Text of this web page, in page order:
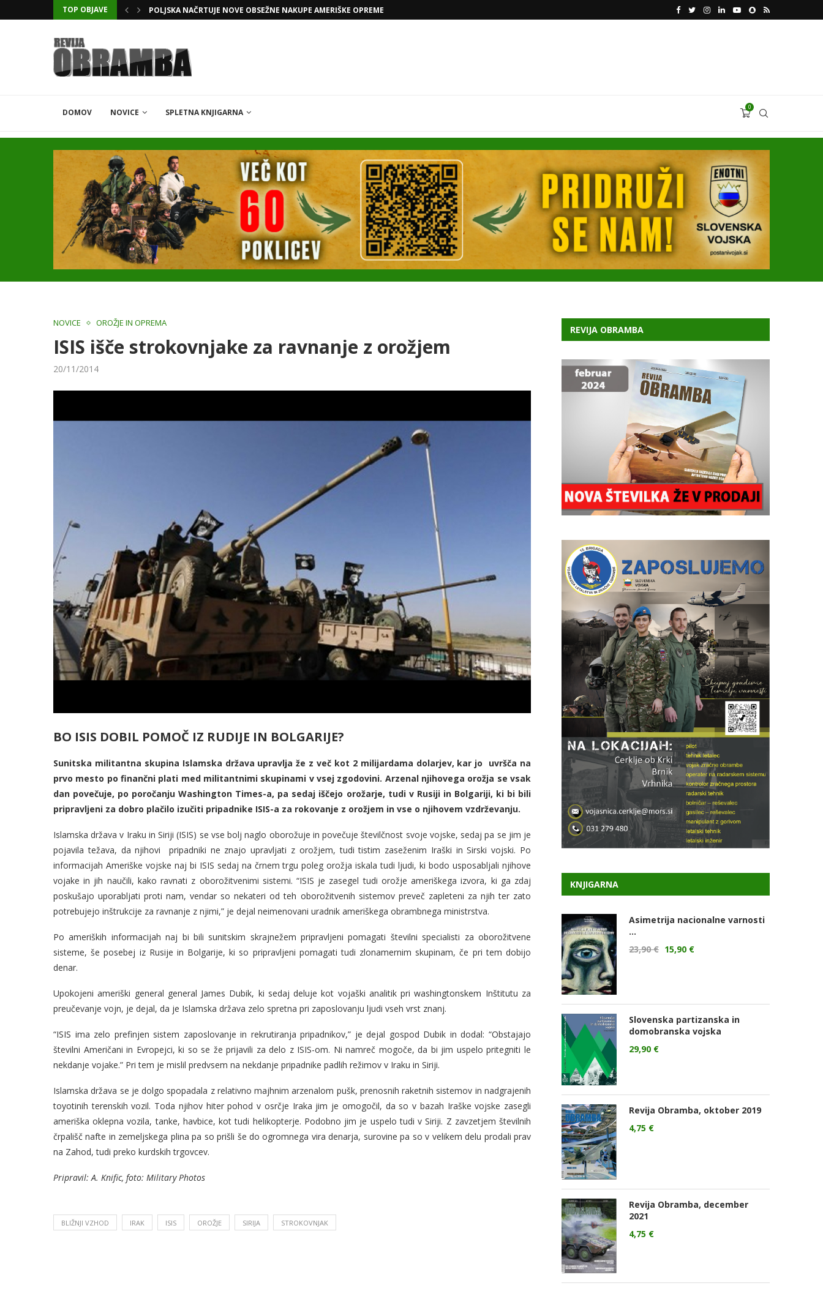
TOP OBJAVE KATARSKI DELNIČAR ZAPLETEL VOLKSWAGNOVE NAČRTE Z RAFAELOM VODJA UKROBORONPROMA HERMAN SMETANIN
DOMOV NOVICE SPLETNA KNJIGARNA
0
NOVICE OROŽJE IN OPREMA
ISIS išče strokovnjake za ravnanje z orožjem
20/11/2014
BO ISIS DOBIL POMOČ IZ RUDIJE IN BOLGARIJE?
Sunitska militantna skupina Islamska država upravlja že z več kot 2 milijardama dolarjev, kar jo uvršča na
prvo mesto po finančni plati med militantnimi skupinami v vsej zgodovini. Arzenal njihovega orožja se vsak
dan povečuje, po poročanju Washington Times-a, pa sedaj iščejo orožarje, tudi v Rusiji in Bolgariji, ki bi bili
pripravljeni za dobro plačilo izučiti pripadnike ISIS-a za rokovanje z orožjem in vse o njihovem vzdrževanju.
Islamska država v Iraku in Siriji (ISIS) se vse bolj naglo oborožuje in povečuje številčnost svoje vojske, sedaj pa se jim je
pojavila težava, da njihovi pripadniki ne znajo upravljati z orožjem, tudi tistim zaseženim Iraški in Sirski vojski. Po
informacijah Ameriške vojske naj bi ISIS sedaj na črnem trgu poleg orožja iskala tudi ljudi, ki bodo usposabljali njihove
vojake in jih naučili, kako ravnati z oborožitvenimi sistemi. “ISIS je zasegel tudi orožje ameriškega izvora, ki ga zdaj
poskušajo uporabljati proti nam, vendar so nekateri od teh oborožitvenih sistemov preveč zapleteni za njih ter zato
potrebujejo inštrukcije za ravnanje z njimi,” je dejal neimenovani uradnik ameriškega obrambnega ministrstva.
Po ameriških informacijah naj bi bili sunitskim skrajnežem pripravljeni pomagati številni specialisti za oborožitvene
sisteme, še posebej iz Rusije in Bolgarije, ki so pripravljeni pomagati tudi zlonamernim skupinam, če pri tem dobijo
denar.
Upokojeni ameriški general general James Dubik, ki sedaj deluje kot vojaški analitik pri washingtonskem Inštitutu za
preučevanje vojn, je dejal, da je Islamska država zelo spretna pri zaposlovanju ljudi vseh vrst znanj.
“ISIS ima zelo prefinjen sistem zaposlovanje in rekrutiranja pripadnikov,” je dejal gospod Dubik in dodal: “Obstajajo
številni Američani in Evropejci, ki so se že prijavili za delo z ISIS-om. Ni namreč mogoče, da bi jim uspelo pritegniti le
nekdanje vojake.” Pri tem je mislil predvsem na nekdanje pripadnike padlih režimov v Iraku in Siriji.
Islamska država se je dolgo spopadala z relativno majhnim arzenalom pušk, prenosnih raketnih sistemov in nadgrajenih
toyotinih terenskih vozil. Toda njihov hiter pohod v osrčje Iraka jim je omogočil, da so v bazah Iraške vojske zasegli
ameriška oklepna vozila, tanke, havbice, kot tudi helikopterje. Podobno jim je uspelo tudi v Siriji. Z zavzetjem številnih
črpališč nafte in zemeljskega plina pa so prišli še do ogromnega vira denarja, surovine pa so v velikem delu prodali prav
na Zahod, tudi preko kurdskih trgovcev.
Pripravil: A. Knific, foto: Military Photos
BLIŽNJI VZHOD IRAK ISIS OROŽJE SIRIJA STROKOVNJAK
REVIJA OBRAMBA
KNJIGARNA
Asimetrija nacionalne varnosti
...
23,90€ 15,90 €
Slovenska partizanska in
domobranska vojska
29,90 €
Revija Obramba, oktober 2019
4,75 €
Revija Obramba, december
2021
4,75 €